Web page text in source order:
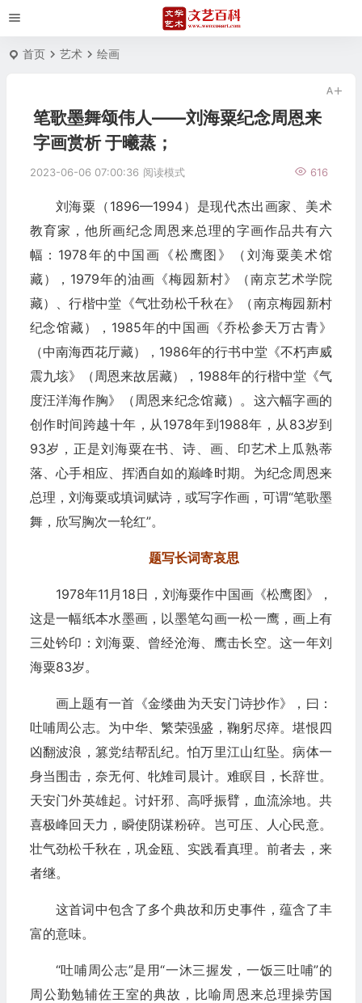
首页 艺术 绘画
笔歌墨舞颂伟人——刘海粟纪念周恩来
字画赏析 于曦蒸；
2023-06-06 07:00:36 616
阅读模式
刘海粟（1896—1994）是现代杰出画家、美术
教育家，他所画纪念周恩来总理的字画作品共有六
幅：1978年的中国画《松鹰图》（刘海粟美术馆
藏），1979年的油画《梅园新村》（南京艺术学院
藏）、行楷中堂《气壮劲松千秋在》（南京梅园新村
纪念馆藏），1985年的中国画《乔松参天万古青》
（中南海西花厅藏），1986年的行书中堂《不朽声威
震九垓》（周恩来故居藏），1988年的行楷中堂《气
度汪洋海作胸》（周恩来纪念馆藏）。这六幅字画的
创作时间跨越十年，从1978年到1988年，从83岁到
93岁，正是刘海粟在书、诗、画、印艺术上瓜熟蒂
落、心手相应、挥洒自如的巅峰时期。为纪念周恩来
总理，刘海粟或填词赋诗，或写字作画，可谓“笔歌墨
舞，欣写胸次一轮红”。
题写长词寄哀思
1978年11月18日，刘海粟作中国画《松鹰图》，
这是一幅纸本水墨画，以墨笔勾画一松一鹰，画上有
三处钤印：刘海粟、曾经沧海、鹰击长空。这一年刘
海粟83岁。
画上题有一首《金缕曲为天安门诗抄作》，曰：
吐哺周公志。为中华、繁荣强盛，鞠躬尽瘁。堪恨四
凶翻波浪，篡党结帮乱纪。怕万里江山红坠。病体一
身当围击，奈无何、牝雉司晨计。难瞑目，长辞世。
天安门外英雄起。讨奸邪、高呼振臂，血流涂地。共
喜极峰回天力，瞬使阴谋粉碎。岂可压、人心民意。
壮气劲松千秋在，巩金瓯、实践看真理。前者去，来
者继。
这首词中包含了多个典故和历史事件，蕴含了丰
富的意味。
“吐哺周公志”是用“一沐三握发，一饭三吐哺”的
周公勤勉辅佐王室的典故，比喻周恩来总理操劳国